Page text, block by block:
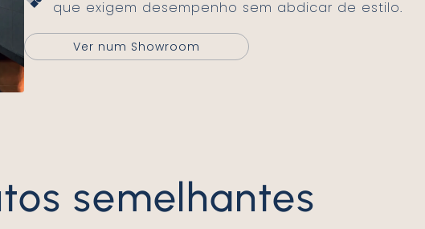
que exigem desempenho sem abdicar de estilo.
Ver num Showroom
semelhantes